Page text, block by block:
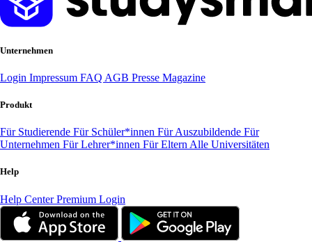
Unternehmen
Login Impressum FAQ AGB Presse Magazine
Produkt
Für Studierende Für Schüler*innen Für Auszubildende Für
Unternehmen Für Lehrer*innen Für Eltern Alle Universitäten
Help
Help CenterPremium Login